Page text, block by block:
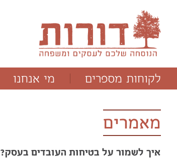
לקוחות מספרים מי אנחנו
מאמרים
איך לשמור על בטיחות העובדים בעסק?